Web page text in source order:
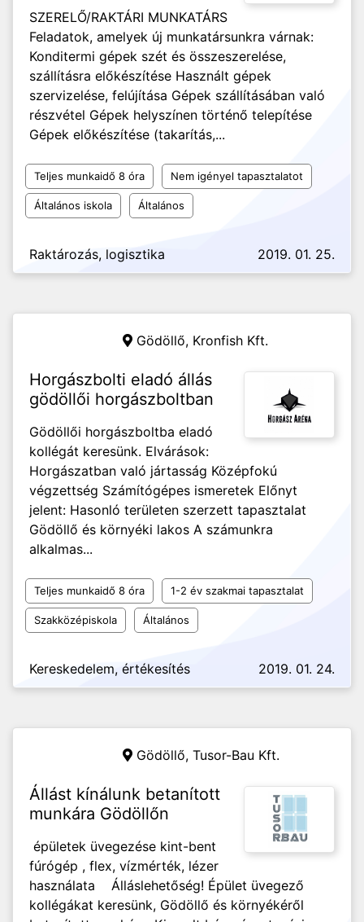
SZERELŐ/RAKTÁRI MUNKATÁRS
Feladatok, amelyek új munkatársunkra várnak:
Konditermi gépek szét és összeszerelése,
szállításra előkészítése Használt gépek
szervizelése, felújítása Gépek szállításában való
részvétel Gépek helyszínen történő telepítése
Gépek előkészítése (takarítás,...
Teljes munkaidő 8 óra Nem igényel tapasztalatot
Általános iskola Általános
Raktározás, logisztika 2019. 01. 25.
Gödöllő, Kronfish Kft.
Horgászbolti eladó állás
gödöllői horgászboltban
Gödöllői horgászboltba eladó
kollégát keresünk. Elvárások:
Horgászatban való jártasság Középfokú
végzettség Számítógépes ismeretek Előnyt
jelent: Hasonló területen szerzett tapasztalat
Gödöllő és környéki lakos A számunkra
alkalmas...
Teljes munkaidő 8 óra 1-2 év szakmai tapasztalat
Szakközépiskola Általános
Kereskedelem, értékesítés 2019. 01. 24.
Gödöllő, Tusor-Bau Kft.
Állást kínálunk betanított
munkára Gödöllőn
épületek üvegezése kint-bent
fúrógép , flex, vízmérték, lézer
használata Álláslehetőség! Épület üvegező
kollégákat keresünk, Gödöllő és környékéről